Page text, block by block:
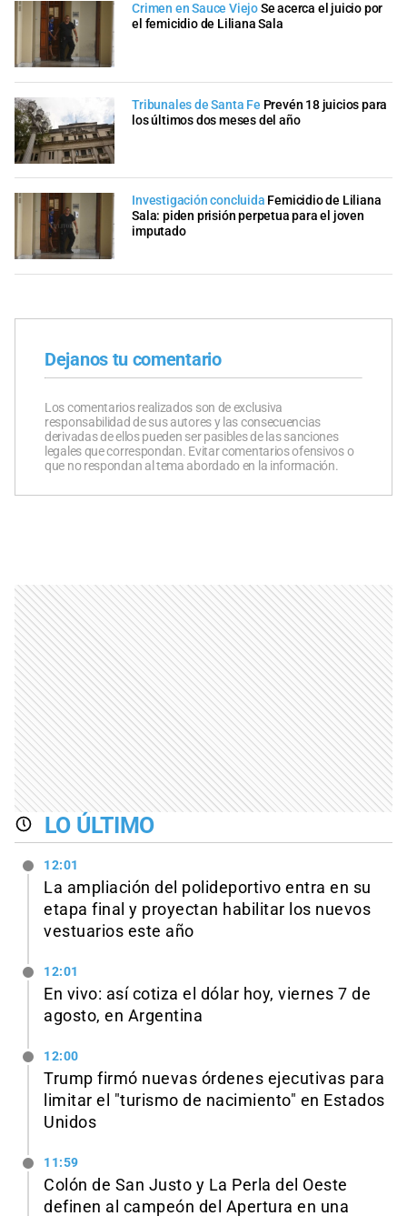
Crimen en Sauce ViejoSe acerca el juicio por
el femicidio de Liliana Sala
Tribunales de Santa Fe Prevén 18 juicios para
los últimos dos meses del año
Investigación concluida Femicidio de Liliana
Sala: piden prisión perpetua para el joven
imputado
Dejanos tu comentario
Los comentarios realizados son de exclusiva
responsabilidad de sus autores y las consecuencias
derivadas de ellos pueden ser pasibles de las sanciones
legales que correspondan. Evitar comentarios ofensivos o
que no respondan al tema abordado en la información.
LO ÚLTIMO
12:01
La ampliación del polideportivo entra en su
etapa final y proyectan habilitar los nuevos
vestuarios este año
12:01
En vivo: así cotiza el dólar hoy, viernes 7 de
agosto, en Argentina
12:00
Trump firmó nuevas órdenes ejecutivas para
limitar el "turismo de nacimiento" en Estados
Unidos
11:59
Colón de San Justo y La Perla del Oeste
definen al campeón del Apertura en una